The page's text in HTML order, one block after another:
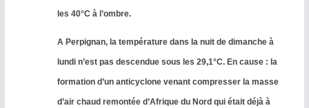
les 40°C à l’ombre.
A Perpignan, la température dans la nuit de dimanche à
lundi n’est pas descendue sous les 29,1°C. En cause : la
formation d’un anticyclone venant compresser la masse
d’air chaud remontée d’Afrique du Nord qui était déjà à